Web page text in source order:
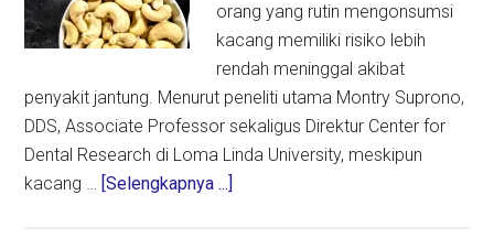
orang yang rutin mengonsumsi
kacang memiliki risiko lebih
rendah meninggal akibat
penyakit jantung. Menurut peneliti utama Montry Suprono,
DDS, Associate Professor sekaligus Direktur Center for
Dental Research di Loma Linda University, meskipun
kacang … [Selengkapnya ...]